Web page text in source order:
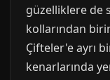
güzelliklere de
kollarından
Çifteler'e ayrı
kenarlarında